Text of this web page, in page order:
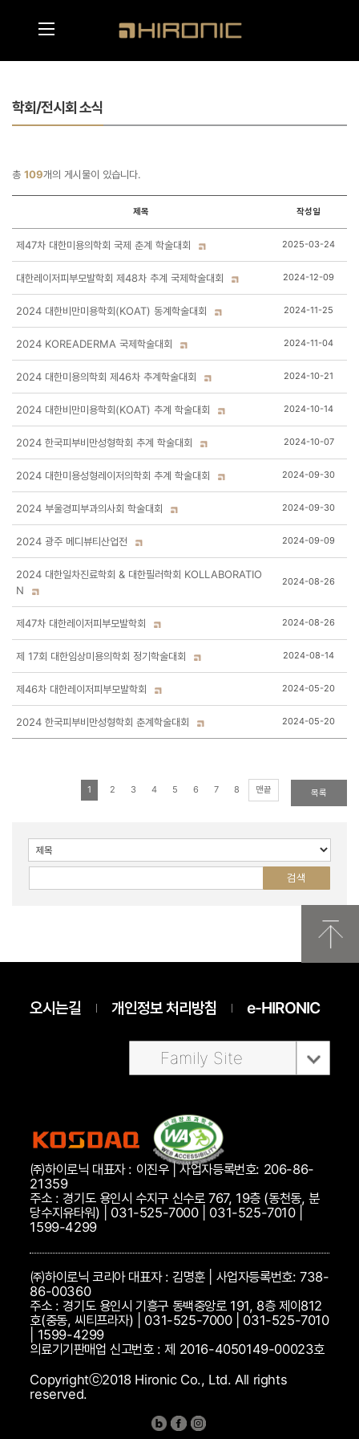
학회/전시회 소식
총 109개의 게시물이 있습니다.
제목 작성일
제47차 대한미용의학회 국제 춘계 학술대회 2025-03-24
대한레이저피부모발학회 제48차 추계 국제학술대회 2024-12-09
2024 대한비만미용학회(KOAT) 동계학술대회 2024-11-25
2024 KOREADERMA 국제학술대회 2024-11-04
2024 대한미용의학회 제46차 추계학술대회 2024-10-21
2024 대한비만미용학회(KOAT) 추계 학술대회 2024-10-14
2024 한국피부비만성형학회 추계 학술대회 2024-10-07
2024 대한미용성형레이저의학회 추계 학술대회 2024-09-30
2024 부울경피부과의사회 학술대회 2024-09-30
2024 광주 메디뷰티산업전 2024-09-09
2024 대한일차진료학회 & 대한필러학회 KOLLABORATIO
N
2024-08-26
제47차 대한레이저피부모발학회 2024-08-26
제 17회 대한임상미용의학회 정기학술대회 2024-08-14
제46차 대한레이저피부모발학회 2024-05-20
2024 한국피부비만성형학회 춘계학술대회 2024-05-20
1 2 3 4 5 6 7 8 맨끝 목록
오시는길 개인정보 처리방침 e-HIRONIC
㈜하이로닉 대표자 : 이진우 | 사업자등록번호: 206-86-
21359
주소 : 경기도 용인시 수지구 신수로 767, 19층 (동천동, 분
당수지유타워) | 031-525-7000 | 031-525-7010 |
1599-4299
㈜하이로닉 코리아 대표자 : 김명훈 | 사업자등록번호: 738-
86-00360
주소 : 경기도 용인시 기흥구 동백중앙로 191, 8층 제이812
호(중동, 씨티프라자) | 031-525-7000 | 031-525-7010
| 1599-4299
의료기기판매업 신고번호 : 제 2016-4050149-00023호
Copyrightⓒ2018 Hironic Co., Ltd. All rights
reserved.
Family Site